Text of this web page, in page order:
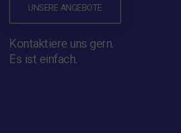
UNSERE ANGEBOTE
Kontaktiere uns gern.
Es ist einfach.